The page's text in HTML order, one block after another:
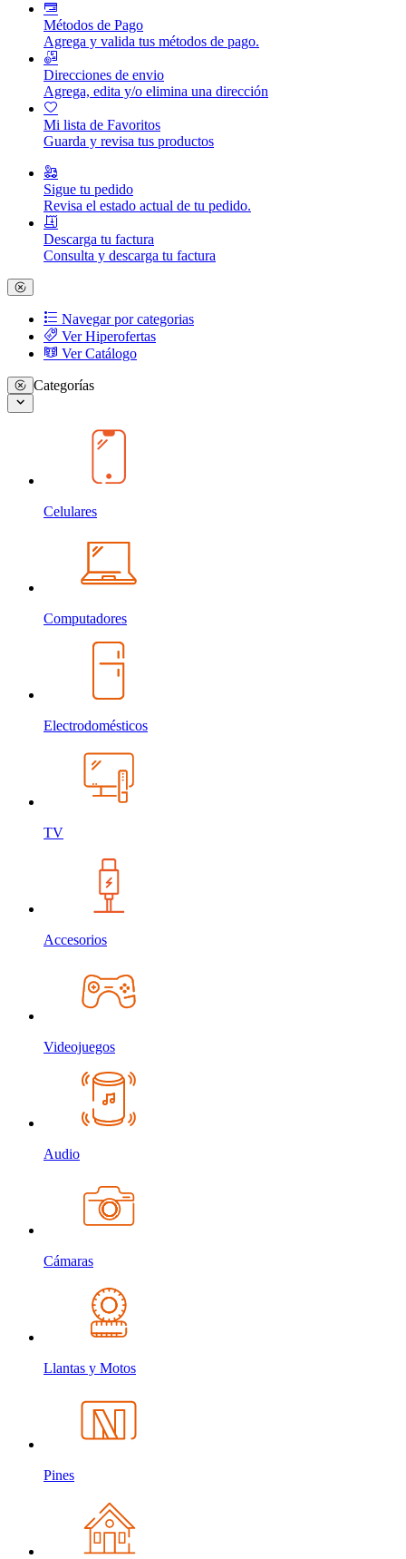
Métodos de Pago
Agrega y valida tus métodos de pago.
Direcciones de envio
Agrega, edita y/o elimina una dirección
Mi lista de Favoritos
Guarda y revisa tus productos
Sigue tu pedido
Revisa el estado actual de tu pedido.
Descarga tu factura
Consulta y descarga tu factura
Navegar por categorias
Ver Hiperofertas
Ver Catálogo
Categorías
Celulares
Computadores
Electrodomésticos
TV
Accesorios
Videojuegos
Audio
Cámaras
Llantas y Motos
Pines